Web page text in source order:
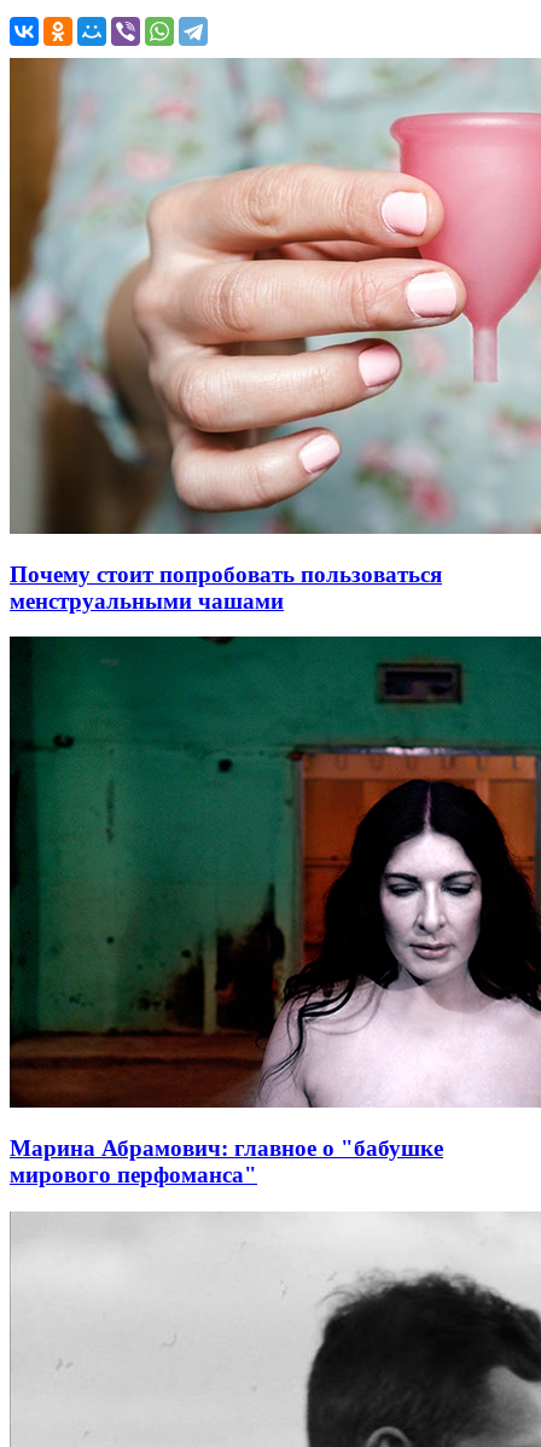
Почему стоит попробовать пользоваться
менструальными чашами
Марина Абрамович: главное о "бабушке
мирового перфоманса"